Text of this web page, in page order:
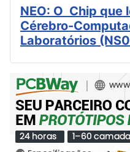
NEO: O Chip que
Cérebro-
Laboratórios